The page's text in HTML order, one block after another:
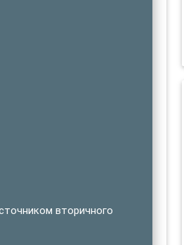
вторичного